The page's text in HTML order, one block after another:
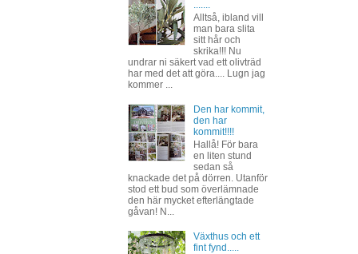
Alltså, ibland vill
man bara slita
sitt hår och
skrika!!! Nu
undrar ni säkert vad ett olivträd
har med det att göra.... Lugn jag
kommer ...
Den har kommit,
den har
kommit!!!!
Hallå! För bara
en liten stund
sedan så
knackade det på dörren. Utanför
stod ett bud som överlämnade
den här mycket efterlängtade
gåvan! N...
Växthus och ett
fint fynd.....